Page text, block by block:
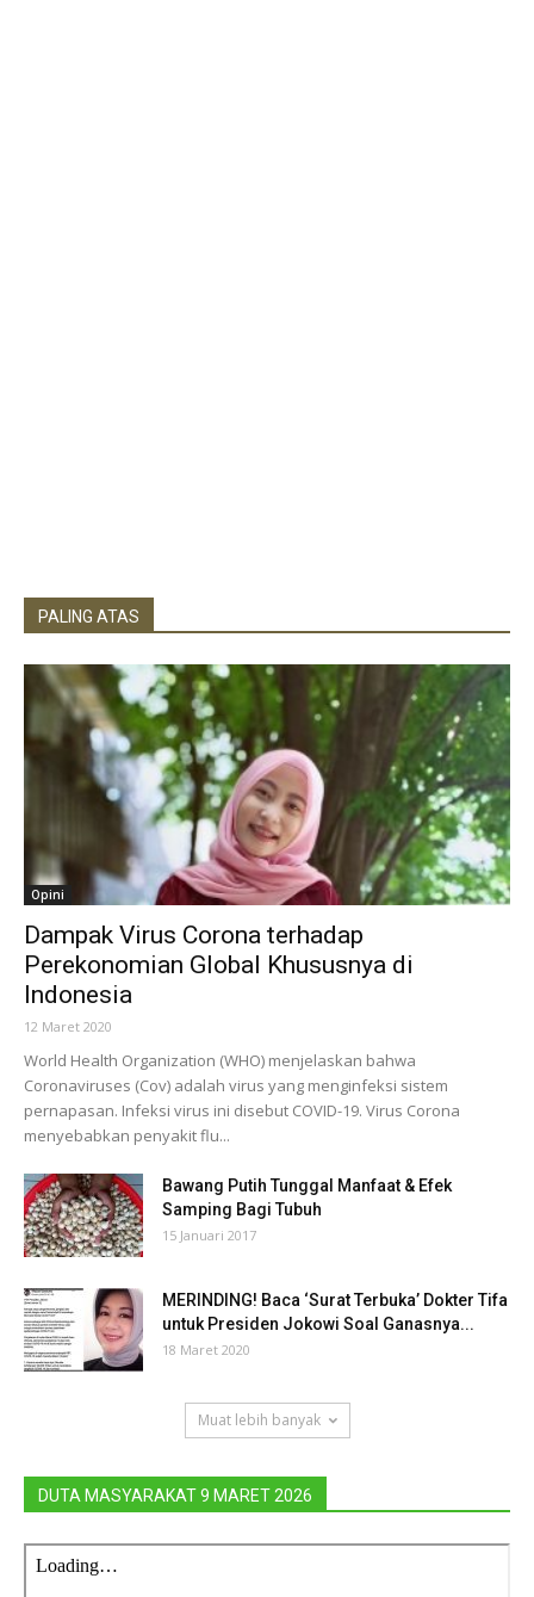
PALING ATAS
Opini
Dampak Virus Corona terhadap
Perekonomian Global Khususnya di
Indonesia
12 Maret 2020
World Health Organization (WHO) menjelaskan bahwa
Coronaviruses (Cov) adalah virus yang menginfeksi sistem
pernapasan. Infeksi virus ini disebut COVID-19. Virus Corona
menyebabkan penyakit flu...
Bawang Putih Tunggal Manfaat & Efek
Samping Bagi Tubuh
15 Januari 2017
MERINDING! Baca ‘Surat Terbuka’ Dokter Tifa
untuk Presiden Jokowi Soal Ganasnya...
18 Maret 2020
Muat lebih banyak
DUTA MASYARAKAT 9 MARET 2026